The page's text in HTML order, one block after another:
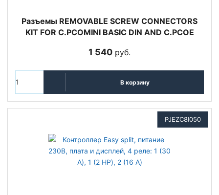
Разъемы REMOVABLE SCREW CONNECTORS
KIT FOR C.PCOMINI BASIC DIN AND C.PCOE
1 540 руб.
В корзину
PJEZC8I050